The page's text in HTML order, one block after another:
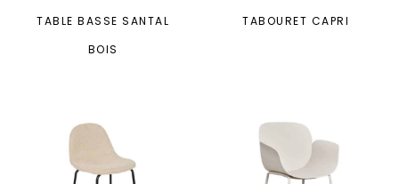
TABLE BASSE SANTAL
BOIS
TABOURET CAPRI